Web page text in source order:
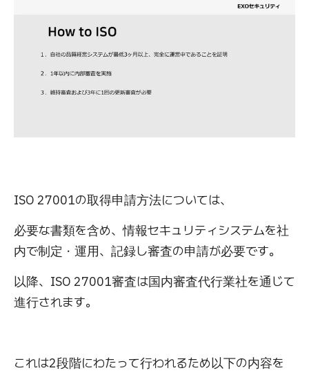
ISO 27001の取得申請方法については、
必要な書類を含め、情報セキュリティシステムを社
内で制定・運用、記録し審査の申請が必要です。
以降、ISO 27001審査は国内審査代行業社を通じて
進行されます。
これは2段階にわたって行われるため以下の内容を